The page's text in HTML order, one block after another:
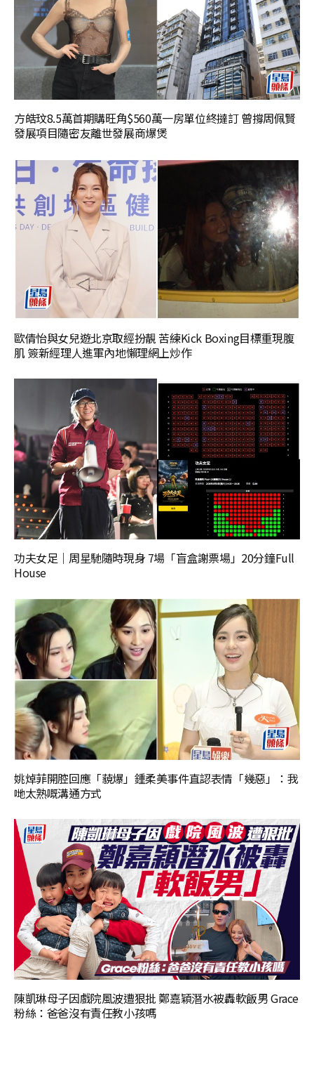
方皓玟8.5萬首期購旺角$560萬一房單位終撻訂 曾撐周佩賢
發展項目隨密友離世發展商爆煲
歐倩怡與女兒遊北京取經扮靚 苦練Kick Boxing目標重現腹
肌 簽新經理人進軍內地懶理網上炒作
功夫女足｜周星馳隨時現身 7場「盲盒謝票場」20分鐘Full
House
姚焯菲開腔回應「藐爆」鍾柔美事件直認表情「幾惡」：我
哋太熟嘅溝通方式
陳凱琳母子因戲院風波遭狠批 鄭嘉穎潛水被轟軟飯男 Grace
粉絲：爸爸沒有責任教小孩嗎